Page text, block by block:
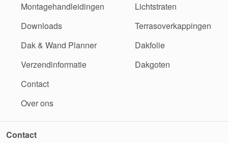
Montagehandleidingen
Downloads
Dak & Wand Planner
Verzendinformatie
Contact
Over ons
Lichtstraten
Terrasoverkappingen
Dakfolie
Dakgoten
Contact